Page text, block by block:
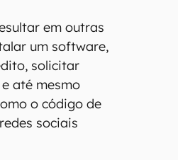
em outras
um software,
solicitar
até mesmo
o código de
sociais